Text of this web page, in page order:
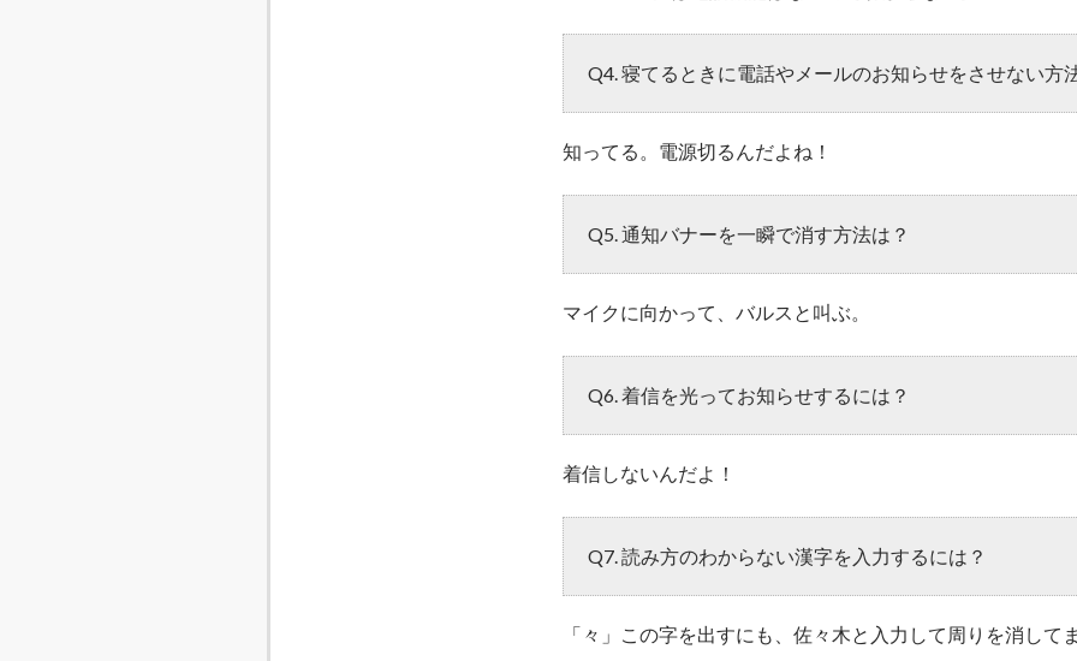
Q4. 寝てるときに電話やメールのお知らせをさせない方
知ってる。電源切るんだよね！
Q5. 通知バナーを一瞬で消す方法は？
マイクに向かって、バルスと叫ぶ。
Q6. 着信を光ってお知らせするには？
着信しないんだよ！
Q7. 読み方のわからない漢字を入力するには？
「々」この字を出すにも、佐々木と入力して周りを消して